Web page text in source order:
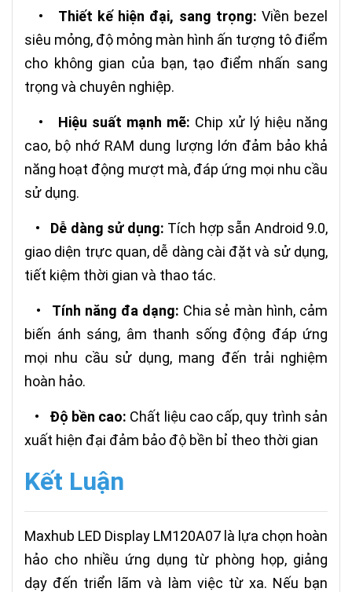
• Thiết kế hiện đại, sang trọng: Viền bezel
siêu mỏng, độ mỏng màn hình ấn tượng tô điểm
cho không gian của bạn, tạo điểm nhấn sang
trọng và chuyên nghiệp.
• Hiệu suất mạnh mẽ: Chip xử lý hiệu năng
cao, bộ nhớ RAM dung lượng lớn đảm bảo khả
năng hoạt động mượt mà, đáp ứng mọi nhu cầu
sử dụng.
• Dễ dàng sử dụng: Tích hợp sẵn Android 9.0,
giao diện trực quan, dễ dàng cài đặt và sử dụng,
tiết kiệm thời gian và thao tác.
• Tính năng đa dạng: Chia sẻ màn hình, cảm
biến ánh sáng, âm thanh sống động đáp ứng
mọi nhu cầu sử dụng, mang đến trải nghiệm
hoàn hảo.
• Độ bền cao: Chất liệu cao cấp, quy trình sản
xuất hiện đại đảm bảo độ bền bỉ theo thời gian
Kết Luận
Maxhub LED Display LM120A07 là lựa chọn hoàn
hảo cho nhiều ứng dụng từ phòng họp, giảng
dạy đến triển lãm và làm việc từ xa. Nếu bạn